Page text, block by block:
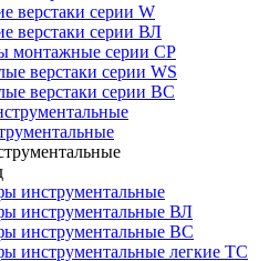
верстаки серии W
верстаки серии ВЛ
монтажные серии СР
верстаки серии WS
верстаки серии ВС
инструментальные
инструментальные ВЛ
инструментальные ВС
инструментальные легкие ТС